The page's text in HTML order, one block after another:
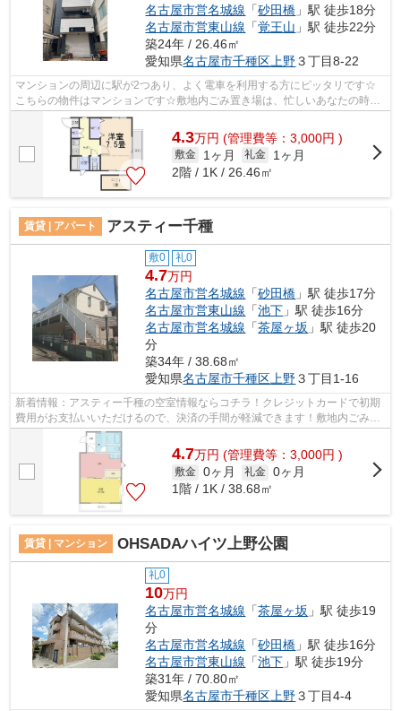
名古屋市営名城線 「砂田橋 」駅 徒歩18分
名古屋市営東山線 「覚王山 」駅 徒歩22分
築24年 / 26.46㎡
愛知県名古屋市千種区 上野３丁目8-22
マンションの周辺に駅が2つあり、よく電車を利用する方にピッタリです☆
こちらの物件はマンションです☆敷地内ごみ置き場は、忙しいあなたの時間
を有効に活用できます☆初期費用はカード...
4.3万円 (管理費等：3,000円 )
敷金 1ヶ月 礼金
1ヶ月
2階 / 1K / 26.46㎡
賃貸 | アパート アスティー千種
敷0 礼0
4.7万円
名古屋市営名城線 「砂田橋 」駅 徒歩17分
名古屋市営東山線 「池下 」駅 徒歩16分
名古屋市営名城線 「茶屋ヶ坂 」駅 徒歩20
分
築34年 / 38.68㎡
愛知県名古屋市千種区 上野３丁目1-16
新着情報：アスティー千種の空室情報ならコチラ！クレジットカードで初期
費用がお支払いいただけるので、決済の手間が軽減できます！敷地内ごみ置
き場付き物件です！2駅利用可能なアク...
4.7万円 (管理費等：3,000円 )
敷金 0ヶ月 礼金 0ヶ月
1階 / 1K / 38.68㎡
賃貸 | マンション OHSADAハイツ上野公園
礼0
10万円
名古屋市営名城線 「茶屋ヶ坂 」駅 徒歩19
分
名古屋市営名城線 「砂田橋 」駅 徒歩16分
名古屋市営東山線 「池下 」駅 徒歩19分
築31年 / 70.80㎡
愛知県名古屋市千種区 上野３丁目4-4